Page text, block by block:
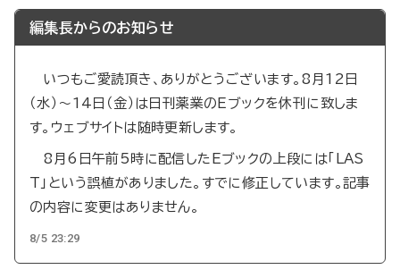
編集長からのお知らせ
いつもご愛読頂き、ありがとうございます。8月12日
（水）～14日（金）は日刊薬業のEブックを休刊に致しま
す。ウェブサイトは随時更新します。
8月6日午前5時に配信したEブックの上段には「LAS
T」という誤植がありました。すでに修正しています。記事
の内容に変更はありません。
8/5 23:29